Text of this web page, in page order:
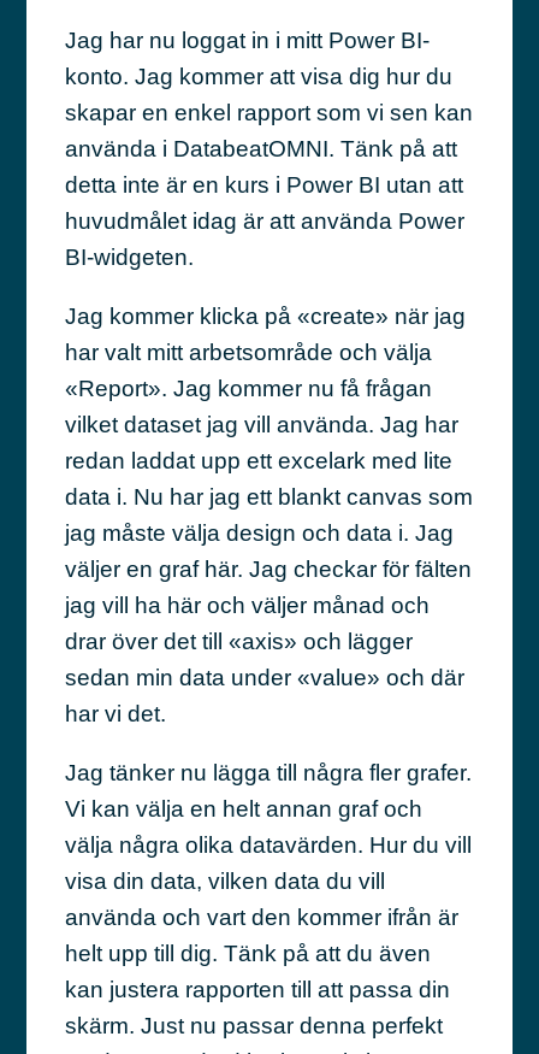
Jag har nu loggat in i mitt Power BI-
konto. Jag kommer att visa dig hur du
skapar en enkel rapport som vi sen kan
använda i DatabeatOMNI. Tänk på att
detta inte är en kurs i Power BI utan att
huvudmålet idag är att använda Power
BI-widgeten.
Jag kommer klicka på «create» när jag
har valt mitt arbetsområde och välja
«Report». Jag kommer nu få frågan
vilket dataset jag vill använda. Jag har
redan laddat upp ett excelark med lite
data i. Nu har jag ett blankt canvas som
jag måste välja design och data i. Jag
väljer en graf här. Jag checkar för fälten
jag vill ha här och väljer månad och
drar över det till «axis» och lägger
sedan min data under «value» och där
har vi det.
Jag tänker nu lägga till några fler grafer.
Vi kan välja en helt annan graf och
välja några olika datavärden. Hur du vill
visa din data, vilken data du vill
använda och vart den kommer ifrån är
helt upp till dig. Tänk på att du även
kan justera rapporten till att passa din
skärm. Just nu passar denna perfekt